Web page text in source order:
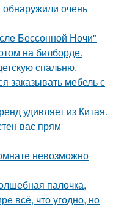
очень
Бессонной Ночи"
на билборде.
спальню.
заказывать мебель с
удивляет из Китая.
вас прям
невозможно
палочка,
всё, что угодно, но